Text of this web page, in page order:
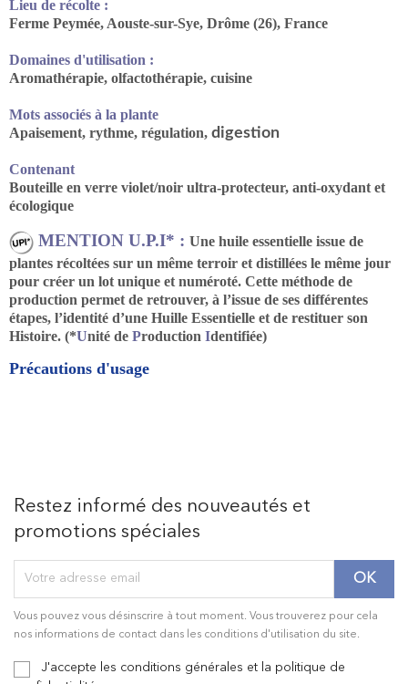
Lieu de récolte :
Ferme Peymée, Aouste-sur-Sye, Drôme (26), France
Domaines d'utilisation :
Aromathérapie, olfactothérapie, cuisine
Mots associés à la plante
Apaisement, rythme, régulation, digestion
Contenant
Bouteille en verre violet/noir ultra-protecteur, anti-oxydant et
écologique
MENTION U.P.I* : Une huile essentielle issue de
plantes récoltées sur un même terroir et distillées le même jour
pour créer un lot unique et numéroté. Cette méthode de
production permet de retrouver, à l’issue de ses différentes
étapes, l’identité d’une Huille Essentielle et de restituer son
Histoire. (*Unité de Production Identifiée)
Précautions d'usage
Restez informé des nouveautés et
promotions spéciales
Vous pouvez vous désinscrire à tout moment. Vous trouverez pour cela
nos informations de contact dans les conditions d'utilisation du site.
J'accepte les conditions générales et la politique de